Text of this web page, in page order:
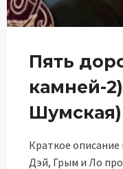
Пять
камней-
Шумская)
Краткое
Дэй, Грым и Ло